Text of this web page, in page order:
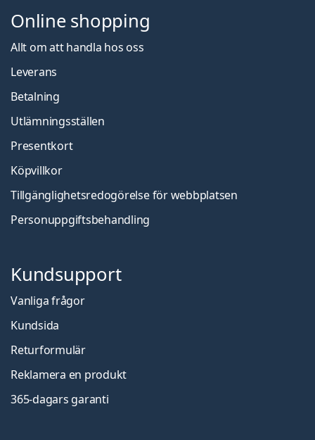
Online shopping
Allt om att handla hos oss
Leverans
Betalning
Utlämningsställen
Presentkort
Köpvillkor
Tillgänglighetsredogörelse för webbplatsen
Personuppgiftsbehandling
Kundsupport
Vanliga frågor
Kundsida
Returformulär
Reklamera en produkt
365-dagars garanti